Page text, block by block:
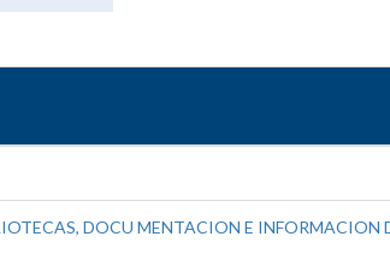
DOCU MENTACION E INFORMACION